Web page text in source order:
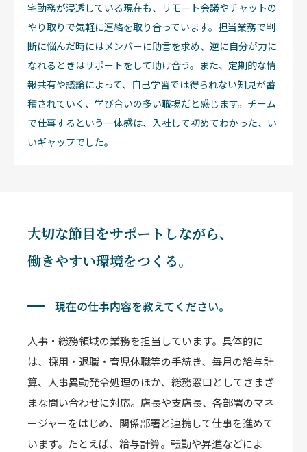
宅勤務が浸透している現在も、リモート会議やチャットの
やり取りで気軽に連絡を取り合っています。担当業務で判
断に悩んだ時にはメンバーに助言を求め、逆に自分が力に
なれるときはサポートをして助け合う。また、定期的な情
報共有や議論によって、自己学習では得られない知見が蓄
積されていく、学び合いの多い職場だと感じます。チーム
で仕事するという一体感は、入社して初めてわかった、い
いギャップでした。
大切な節目をサポートしながら、
働きやすい環境をつくる。
現在の仕事内容を教えてください。
人事・総務領域の業務を担当しています。具体的に
は、採用・退職・育児休職等の手続き、毎月の給与計
算、人事異動発令処理のほか、総務窓口としてさまざ
まな問い合わせに対応。店長や支店長、各部署のマネ
ージャーをはじめ、関係部署と連携して仕事を進めて
います。たとえば、給与計算。転勤や昇進などによ